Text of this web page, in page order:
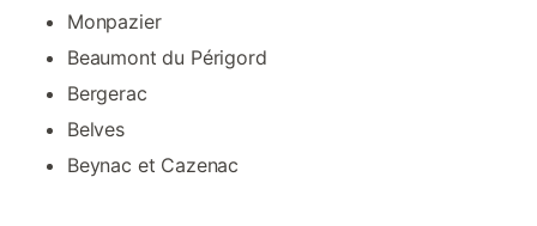
Monpazier
Beaumont du Périgord
Bergerac
Belves
Beynac et Cazenac